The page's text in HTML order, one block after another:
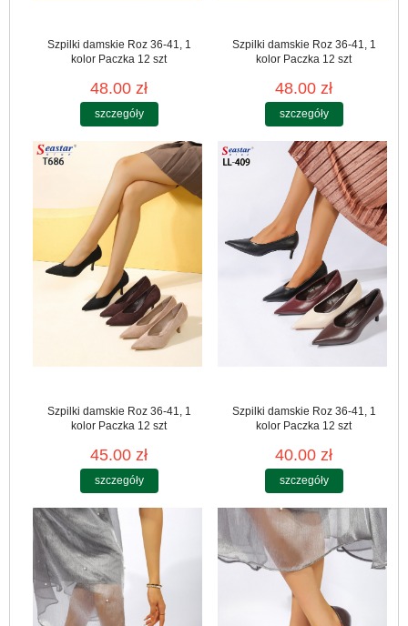
Szpilki damskie Roz 36-41, 1
kolor Paczka 12 szt
48.00 zł
szczegóły
Szpilki damskie Roz 36-41, 1
kolor Paczka 12 szt
48.00 zł
szczegóły
Szpilki damskie Roz 36-41, 1
kolor Paczka 12 szt
45.00 zł
szczegóły
Szpilki damskie Roz 36-41, 1
kolor Paczka 12 szt
40.00 zł
szczegóły